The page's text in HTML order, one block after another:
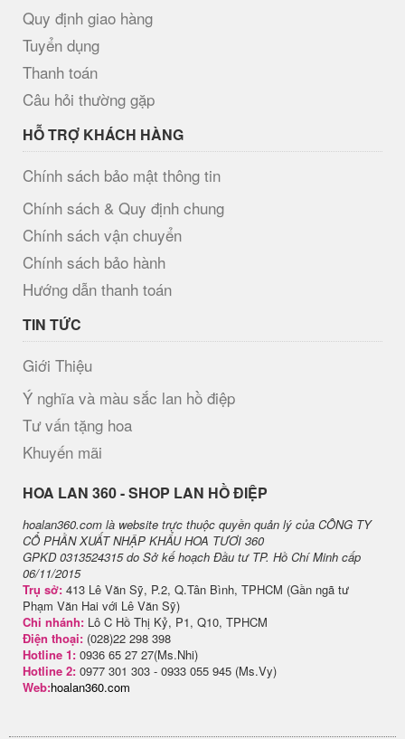
Quy định giao hàng
Tuyển dụng
Thanh toán
Câu hỏi thường gặp
HỖ TRỢ KHÁCH HÀNG
Chính sách bảo mật thông tin
Chính sách & Quy định chung
Chính sách vận chuyển
Chính sách bảo hành
Hướng dẫn thanh toán
TIN TỨC
Giới Thiệu
Ý nghĩa và màu sắc lan hồ điệp
Tư vấn tặng hoa
Khuyến mãi
H​OA LAN 360 - SHOP LAN HỒ ĐIỆP
hoalan360.com là website trực thuộc quyền quản lý của CÔNG TY
CỔ PHẦN XUẤT NHẬP KHẨU HOA TƯƠI 360
GPKD 0313524315 do Sở kế hoạch Đầu tư TP. Hồ Chí Minh cấp
06/11/2015
Trụ sở: 413 Lê Văn Sỹ, P.2, Q.Tân Bình, TPHCM (Gần ngã tư
Phạm Văn Hai với Lê Văn Sỹ)
Chi nhánh: Lô C Hồ Thị Kỷ, P1, Q10, TPHCM
Điện thoại: (028)22 298 398
Hotline 1: 0936 65 27 27(Ms.Nhi)
Hotline 2: 0977 301 303 - 0933 055 945 (Ms.Vy)
Web:hoalan360.com